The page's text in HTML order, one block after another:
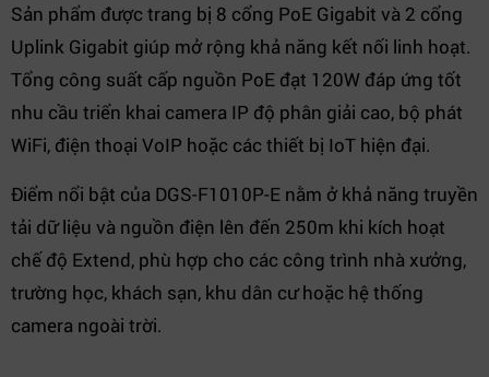
Sản phẩm được trang bị 8 cổng PoE Gigabit và 2 cổng
Uplink Gigabit giúp mở rộng khả năng kết nối linh hoạt.
Tổng công suất cấp nguồn PoE đạt 120W đáp ứng tốt
nhu cầu triển khai camera IP độ phân giải cao, bộ phát
WiFi, điện thoại VoIP hoặc các thiết bị IoT hiện đại.
Điểm nổi bật của DGS-F1010P-E nằm ở khả năng truyền
tải dữ liệu và nguồn điện lên đến 250m khi kích hoạt
chế độ Extend, phù hợp cho các công trình nhà xưởng,
trường học, khách sạn, khu dân cư hoặc hệ thống
camera ngoài trời.